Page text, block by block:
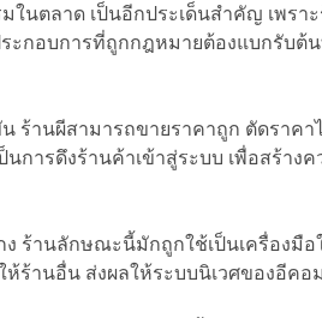
นตลาด เป็นอีกประเด็นสำคัญ เพรา
ะกอบการที่ถูกกฎหมายต้องแบกรับต้
ร้านผีสามารถขายราคาถูก ตัดราคา
การดึงร้านค้าเข้าสู่ระบบ เพื่อสร้าง
ร้านลักษณะนี้มักถูกใช้เป็นเครื่องมือ
ร้านอื่น ส่งผลให้ระบบนิเวศของอีคอ